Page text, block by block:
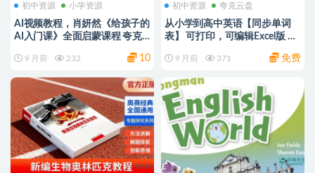
初中资源 小学资源
AI视频教程，肖妍然《给孩子的
AI入门课》全面启蒙课程 夸克
9 月前 232 10
初中资源 夸克云盘
从小学到高中英语【同步单词
表】 可打印，可编辑Excel版 夸
9 月前 371 免费